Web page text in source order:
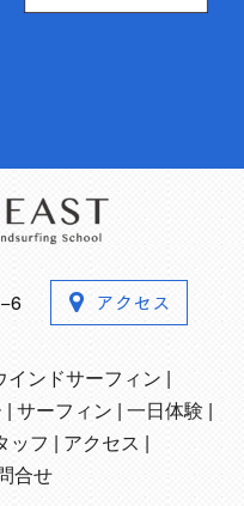
インドサーフィン
サーフィン 一日体験
ッフ
アクセス
合せ